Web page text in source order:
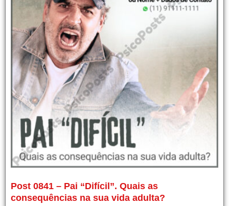
Post 0841 – Pai “Difícil”. Quais as
consequências na sua vida adulta?